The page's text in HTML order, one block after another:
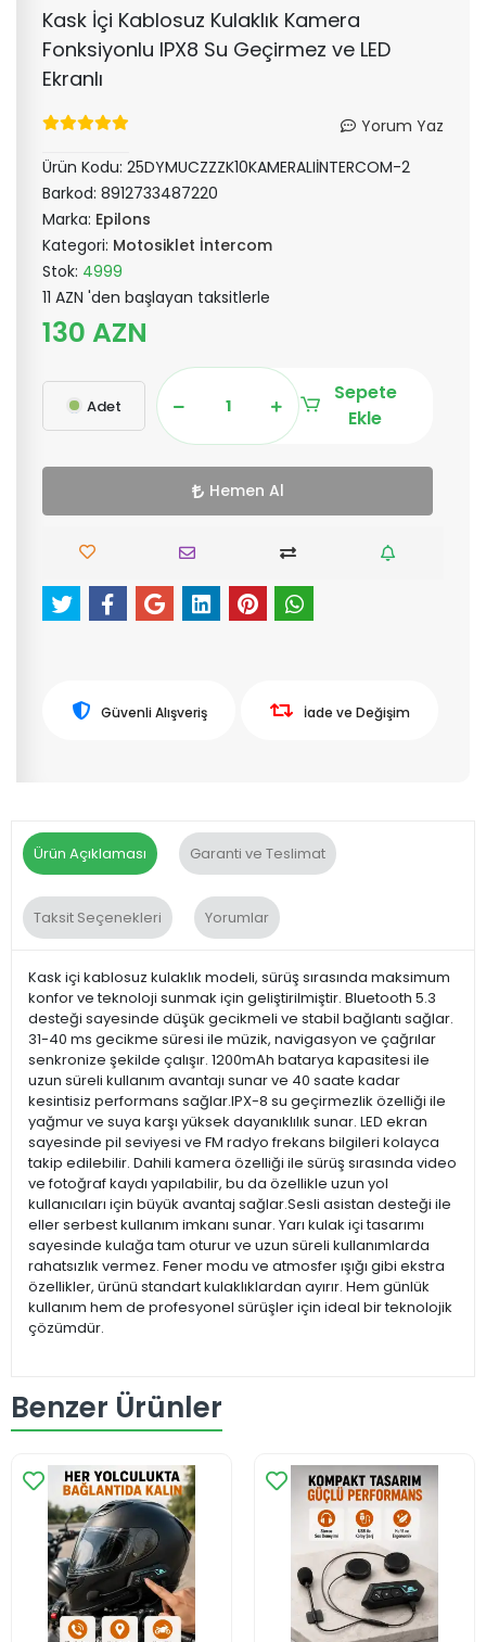
Kask İçi Kablosuz Kulaklık Kamera
Fonksiyonlu IPX8 Su Geçirmez ve LED
Ekranlı
Yorum Yaz
Ürün Kodu: 25DYMUCZZZK10KAMERALIİNTERCOM-2
Barkod: 8912733487220
Marka: Epilons
Kategori: Motosiklet İntercom
Stok: 4999
11 AZN 'den başlayan taksitlerle
130 AZN
Adet
Sepete
Ekle
Hemen Al
Güvenli Alışveriş İade ve Değişim
Ürün Açıklaması Garanti ve Teslimat
Taksit Seçenekleri Yorumlar
Kask içi kablosuz kulaklık modeli, sürüş sırasında maksimum
konfor ve teknoloji sunmak için geliştirilmiştir. Bluetooth 5.3
desteği sayesinde düşük gecikmeli ve stabil bağlantı sağlar.
31-40 ms gecikme süresi ile müzik, navigasyon ve çağrılar
senkronize şekilde çalışır. 1200mAh batarya kapasitesi ile
uzun süreli kullanım avantajı sunar ve 40 saate kadar
kesintisiz performans sağlar.IPX-8 su geçirmezlik özelliği ile
yağmur ve suya karşı yüksek dayanıklılık sunar. LED ekran
sayesinde pil seviyesi ve FM radyo frekans bilgileri kolayca
takip edilebilir. Dahili kamera özelliği ile sürüş sırasında video
ve fotoğraf kaydı yapılabilir, bu da özellikle uzun yol
kullanıcıları için büyük avantaj sağlar.Sesli asistan desteği ile
eller serbest kullanım imkanı sunar. Yarı kulak içi tasarımı
sayesinde kulağa tam oturur ve uzun süreli kullanımlarda
rahatsızlık vermez. Fener modu ve atmosfer ışığı gibi ekstra
özellikler, ürünü standart kulaklıklardan ayırır. Hem günlük
kullanım hem de profesyonel sürüşler için ideal bir teknolojik
çözümdür.
Benzer Ürünler